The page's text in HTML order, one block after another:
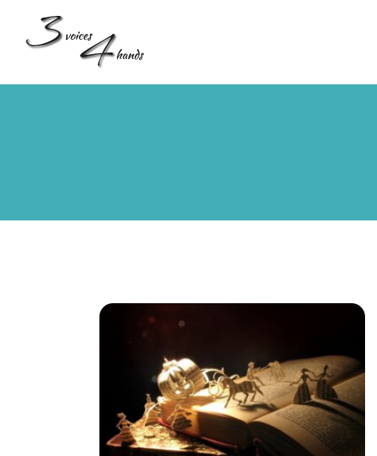
3 Voices 4 Hands